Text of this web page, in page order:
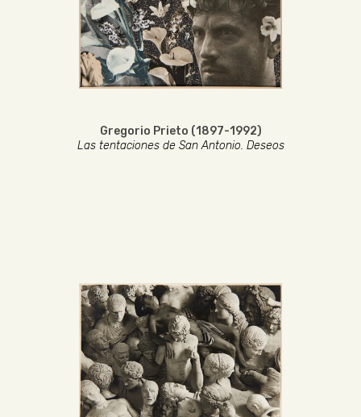
Gregorio Prieto (1897-1992)
Las tentaciones de San Antonio. Deseos